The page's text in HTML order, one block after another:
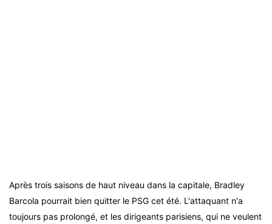
Après trois saisons de haut niveau dans la capitale, Bradley
Barcola pourrait bien quitter le PSG cet été. L'attaquant n'a
toujours pas prolongé, et les dirigeants parisiens, qui ne veulent